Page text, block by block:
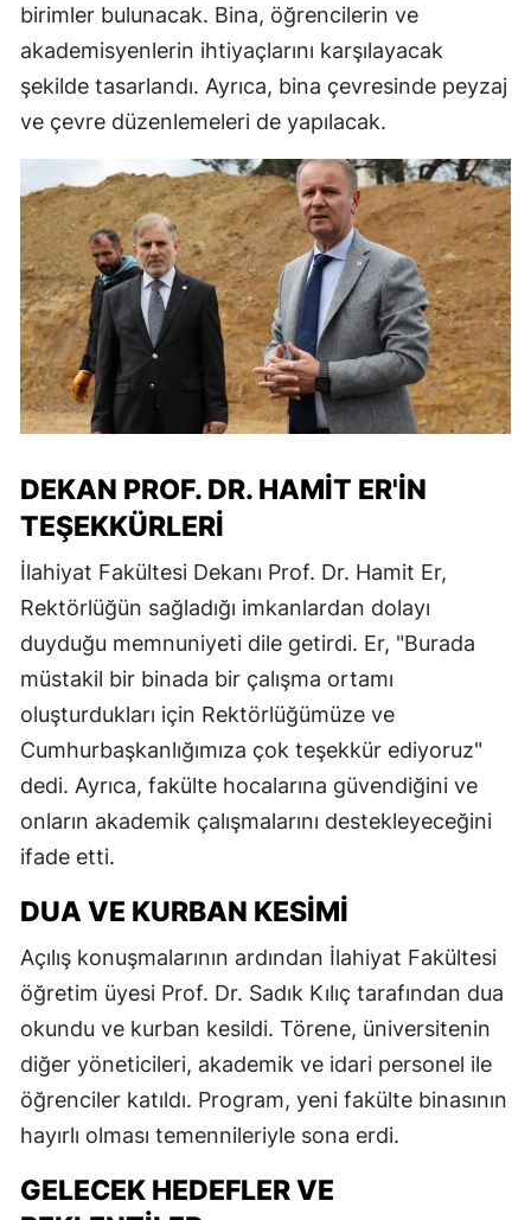
birimler bulunacak. Bina, öğrencilerin ve
akademisyenlerin ihtiyaçlarını karşılayacak
şekilde tasarlandı. Ayrıca, bina çevresinde peyzaj
ve çevre düzenlemeleri de yapılacak.
DEKAN PROF. DR. HAMIT ER'IN
TEŞEKKÜRLERI
İlahiyat Fakültesi Dekanı Prof. Dr. Hamit Er,
Rektörlüğün sağladığı imkanlardan dolayı
duyduğu memnuniyeti dile getirdi. Er, "Burada
müstakil bir binada bir çalışma ortamı
oluşturdukları için Rektörlüğümüze ve
Cumhurbaşkanlığımıza çok teşekkür ediyoruz"
dedi. Ayrıca, fakülte hocalarına güvendiğini ve
onların akademik çalışmalarını destekleyeceğini
ifade etti.
DUA VE KURBAN KESIMI
Açılış konuşmalarının ardından İlahiyat Fakültesi
öğretim üyesi Prof. Dr. Sadık Kılıç tarafından dua
okundu ve kurban kesildi. Törene, üniversitenin
diğer yöneticileri, akademik ve idari personel ile
öğrenciler katıldı. Program, yeni fakülte binasının
hayırlı olması temennileriyle sona erdi.
GELECEK HEDEFLER VE